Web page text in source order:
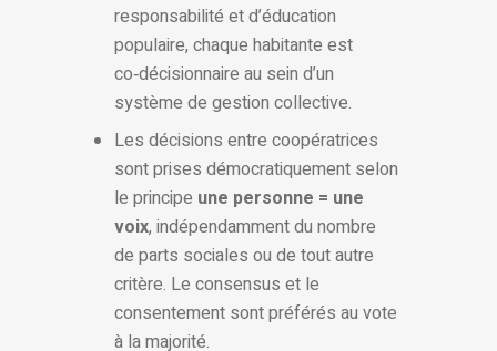
responsabilité et d’éducation
populaire, chaque habitante est
co‑décisionnaire au sein d’un
système de gestion collective.
Les décisions entre coopératrices
sont prises démocratiquement selon
le principe une personne = une
voix, indépendamment du nombre
de parts sociales ou de tout autre
critère. Le consensus et le
consentement sont préférés au vote
à la majorité.